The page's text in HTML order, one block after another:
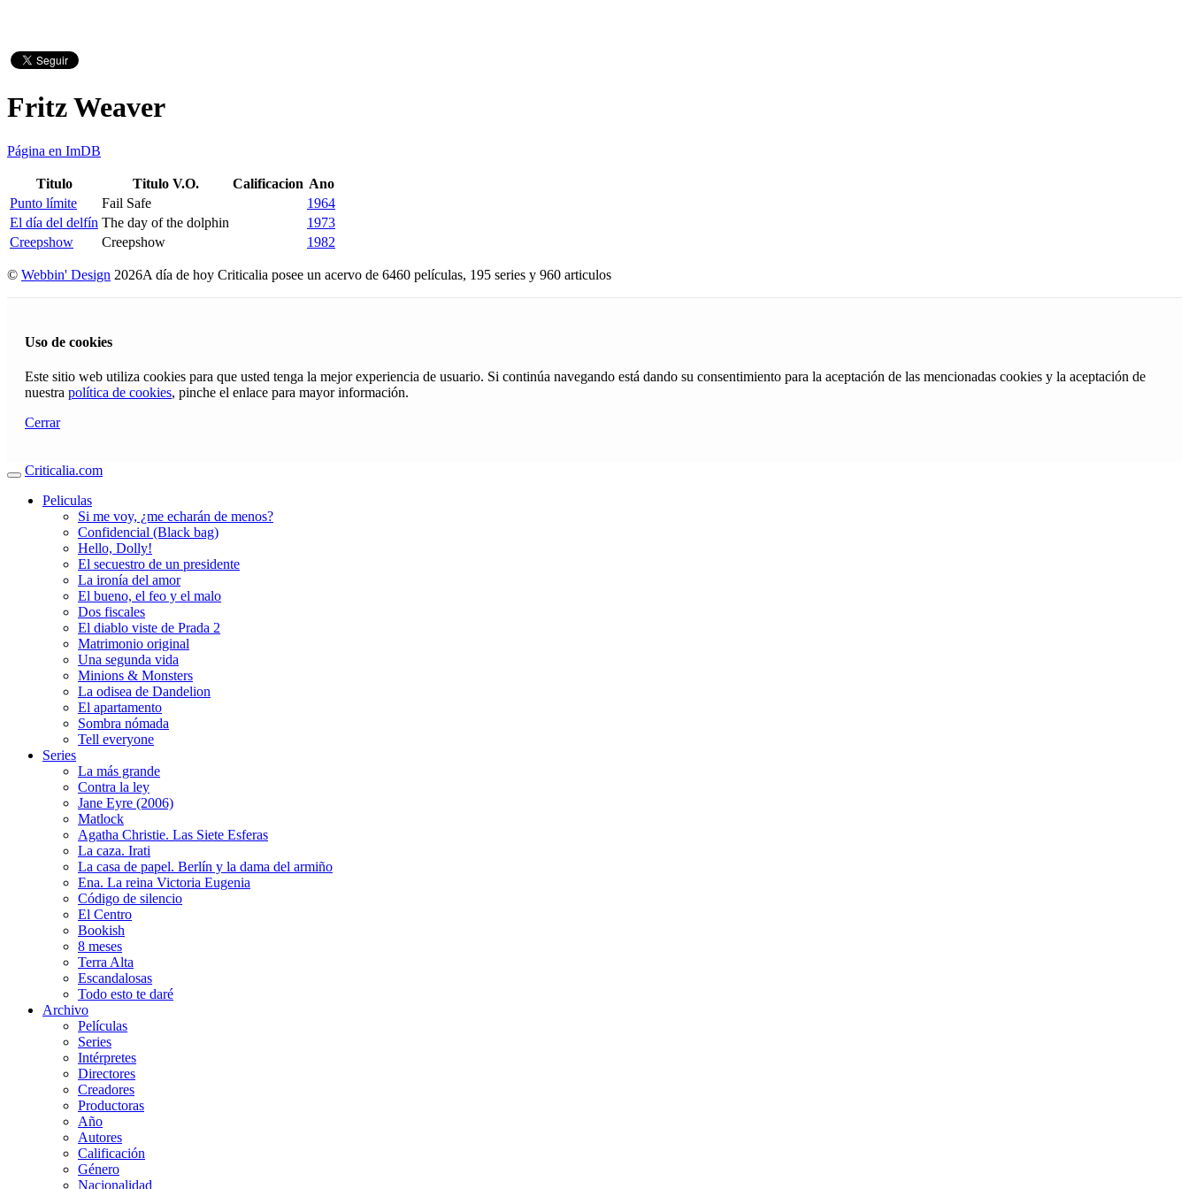
Fritz Weaver
Página en ImDB
Titulo Titulo V.O. Calificacion Ano
Punto límite
Fail Safe
1964
El día del delfín The day of the dolphin
1973
Creepshow
Creepshow 1982
© Webbin' Design 2026A día de hoy Criticalia posee un acervo de 6460 películas, 195 series y 960 articulos
Uso de cookies
Este sitio web utiliza cookies para que usted tenga la mejor experiencia de usuario. Si continúa navegando está dando su consentimiento para la aceptación de las mencionadas cookies y la aceptación de
nuestra política de cookies, pinche el enlace para mayor información.
Cerrar
Criticalia.com
Peliculas
Si me voy, ¿me echarán de menos?
Confidencial (Black bag)
Hello, Dolly!
El secuestro de un presidente
La ironía del amor
El bueno, el feo y el malo
Dos fiscales
El diablo viste de Prada 2
Matrimonio original
Una segunda vida
Minions & Monsters
La odisea de Dandelion
El apartamento
Sombra nómada
Tell everyone
Series
La más grande
Contra la ley
Jane Eyre (2006)
Matlock
Agatha Christie. Las Siete Esferas
La caza. Irati
La casa de papel. Berlín y la dama del armiño
Ena. La reina Victoria Eugenia
Código de silencio
El Centro
Bookish
8 meses
Terra Alta
Escandalosas
Todo esto te daré
Archivo
Películas
Series
Intérpretes
Directores
Creadores
Productoras
Año
Autores
Calificación
Género
Nacionalidad